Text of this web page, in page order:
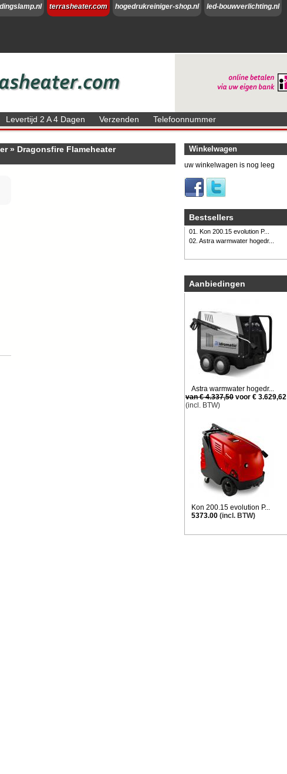
terrasheater.com hogedrukreiniger-shop.nl
led-bouwverlichting.nl
Levertijd 2 A 4 Dagen Verzenden Telefoonnummer
» Dragonsfire Flameheater
Winkelwagen
uw winkelwagen is nog leeg
Bestsellers
01. Kon 200.15 evolution P...
02. Astra warmwater hogedr...
Aanbiedingen
Astra warmwater hogedr...
van € 4.337,50 voor € 3.629,62
(incl. BTW)
Kon 200.15 evolution P...
5373.00 (incl. BTW)